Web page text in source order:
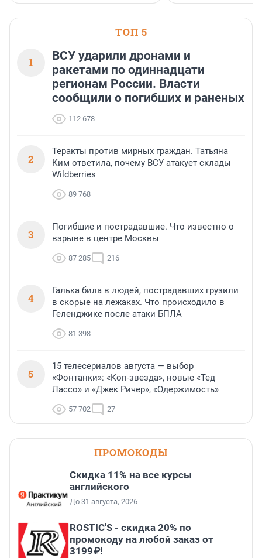
ТОП 5
1
ВСУ ударили дронами и
ракетами по одиннадцати
регионам России. Власти
сообщили о погибших и раненых
112 678
2
Теракты против мирных граждан. Татьяна
Ким ответила, почему ВСУ атакует склады
Wildberries
89 768
3
Погибшие и пострадавшие. Что известно о
взрыве в центре Москвы
87 285 216
4
Галька била в людей, пострадавших грузили
в скорые на лежаках. Что происходило в
Геленджике после атаки БПЛА
81 398
5
15 телесериалов августа — выбор
«Фонтанки»: «Коп-звезда», новые «Тед
Лассо» и «Джек Ричер», «Одержимость»
57 702 27
ПРОМОКОДЫ
Скидка 11% на все курсы
английского
До 31 августа, 2026
ROSTIC'S - скидка 20% по
промокоду на любой заказ от
3199₽!